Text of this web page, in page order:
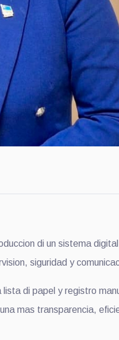
di un sistema
siguridad y
di papel y registro
mas transparencia,